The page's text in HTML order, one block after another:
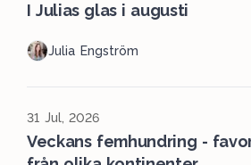
I Julias glas i augusti
Julia Engström
31 Jul, 2026
Veckans femhundring -